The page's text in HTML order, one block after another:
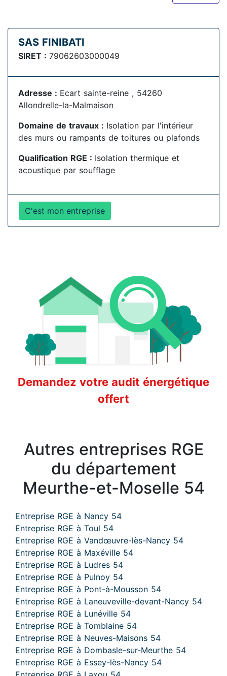
SAS FINIBATI
SIRET : 79062603000049
Adresse : Ecart sainte-reine , 54260
Allondrelle-la-Malmaison
Domaine de travaux : Isolation par l'intérieur
des murs ou rampants de toitures ou plafonds
Qualification RGE : Isolation thermique et
acoustique par soufflage
C'est mon entreprise
Demandez votre audit énergétique
offert
Autres entreprises RGE
du département
Meurthe-et-Moselle 54
Entreprise RGE à Nancy 54
Entreprise RGE à Toul 54
Entreprise RGE à Vandœuvre-lès-Nancy 54
Entreprise RGE à Maxéville 54
Entreprise RGE à Ludres 54
Entreprise RGE à Pulnoy 54
Entreprise RGE à Pont-à-Mousson 54
Entreprise RGE à Laneuveville-devant-Nancy 54
Entreprise RGE à Lunéville 54
Entreprise RGE à Tomblaine 54
Entreprise RGE à Neuves-Maisons 54
Entreprise RGE à Dombasle-sur-Meurthe 54
Entreprise RGE à Essey-lès-Nancy 54